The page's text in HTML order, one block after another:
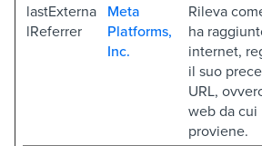
lastExterna
lReferrer
Meta
Platforms,
Inc.
Rileva
ha
internet,
il suo
URL,
web da cui
proviene.